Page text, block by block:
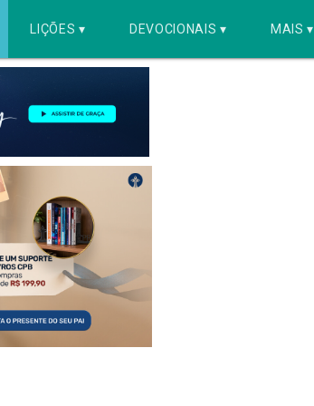
LIÇÕES ▾ DEVOCIONAIS ▾ MAIS ▾